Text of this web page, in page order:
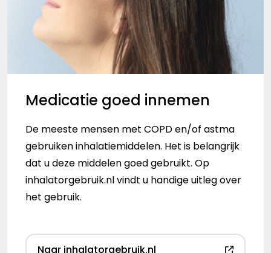
Medicatie goed innemen
De meeste mensen met COPD en/of astma
gebruiken inhalatiemiddelen. Het is belangrijk
dat u deze middelen goed gebruikt. Op
inhalatorgebruik.nl vindt u handige uitleg over
het gebruik.
Naar inhalatorgebruik.nl